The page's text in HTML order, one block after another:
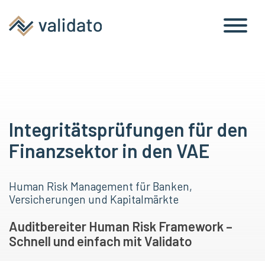
Integritätsprüfungen für den
Finanzsektor in den VAE
Human Risk Management für Banken,
Versicherungen und Kapitalmärkte
Auditbereiter Human Risk Framework –
Schnell und einfach mit Validato